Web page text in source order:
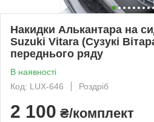
Накидки Алькантара на
Suzuki Vitara (Сузукі
переднього ряду
В наявності
Код: LUX-646
Роздріб
2 100 ₴/комплект